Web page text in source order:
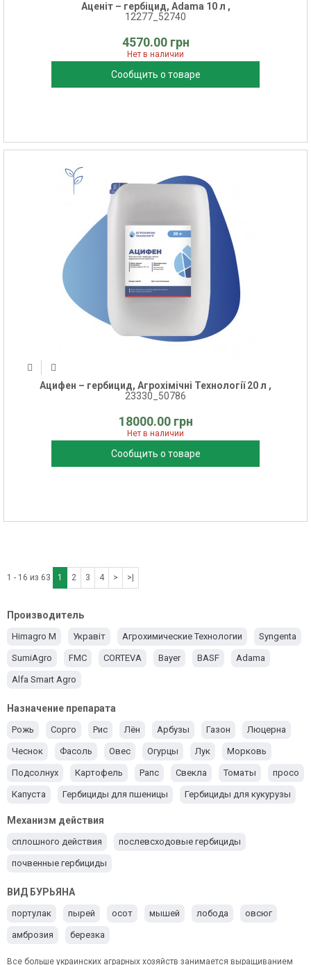
Аценіт – гербіцид, Adama 10 л ,
12277_52740
4570.00 грн
Нет в наличии
Сообщить о товаре
Ацифен – гербицид, Агрохімічні Технології 20 л ,
23330_50786
18000.00 грн
Нет в наличии
Сообщить о товаре
1 - 16 из 63 1 2 3 4 > >|
Производитель
Himagro M Укравіт Агрохимические Технологии Syngenta
SumiAgro FMC CORTEVA Bayer BASF Adama
Alfa Smart Agro
Назначение препарата
Рожь Сорго Рис Лён Арбузы Газон Люцерна
Чеснок Фасоль Овес Огурцы Лук Морковь
Подсолнух Картофель Рапс Свекла Томаты просо
Капуста Гербициды для пшеницы Гербициды для кукурузы
Ячмень Гербициды для сои
Механизм действия
сплошного действия послевсходовые гербициды
почвенные гербициды
ВИД БУРЬЯНА
портулак пырей осот мышей лобода овсюг
амброзия березка
Все больше украинских аграрных хозяйств занимается выращиванием